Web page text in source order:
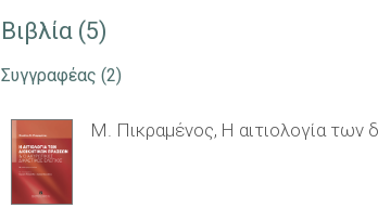
Βιβλία (5)
Συγγραφέας (2)
Μ. Πικραμένος, Η αιτιολογία των